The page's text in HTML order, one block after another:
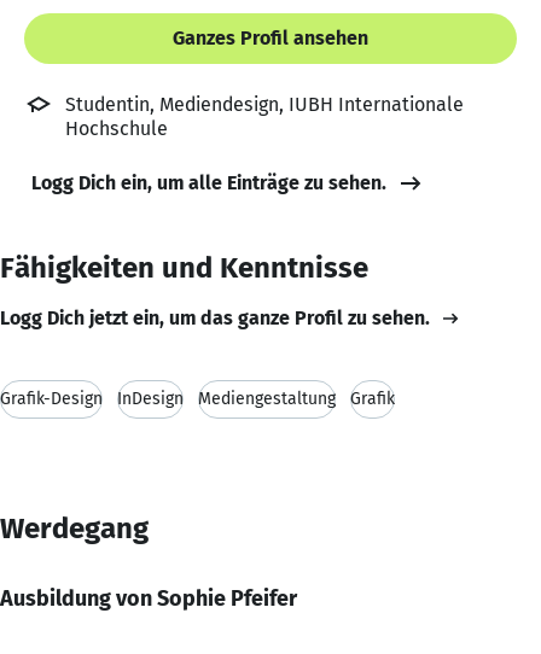
Ganzes Profil ansehen
Studentin, Mediendesign, IUBH Internationale
Hochschule
Logg Dich ein, um alle Einträge zu sehen.
Fähigkeiten und Kenntnisse
Logg Dich jetzt ein, um das ganze Profil zu sehen.
Grafik-Design InDesign Mediengestaltung Grafik
Werdegang
Ausbildung von Sophie Pfeifer